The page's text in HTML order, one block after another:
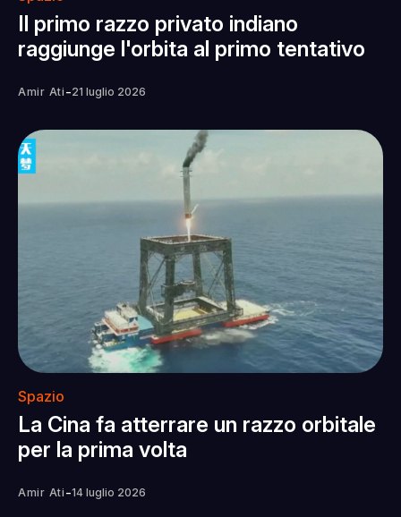
Il primo razzo privato indiano
raggiunge l'orbita al primo tentativo
Amir Ati -21 luglio 2026
Spazio
La Cina fa atterrare un razzo orbitale
per la prima volta
Amir Ati -14 luglio 2026